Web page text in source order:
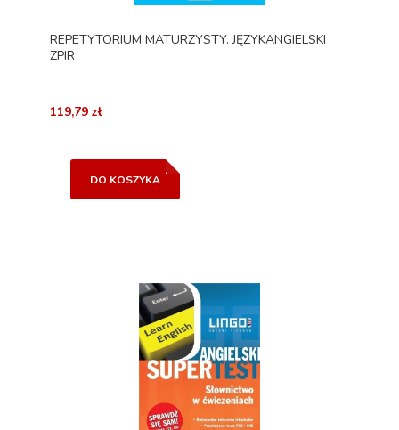
REPETYTORIUM MATURZYSTY. JĘZYKANGIELSKI
ZPIR
119,79 zł
DO KOSZYKA